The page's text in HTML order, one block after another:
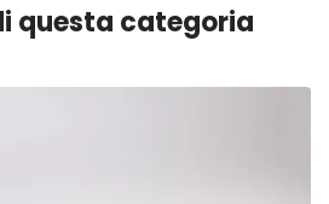
questa categoria